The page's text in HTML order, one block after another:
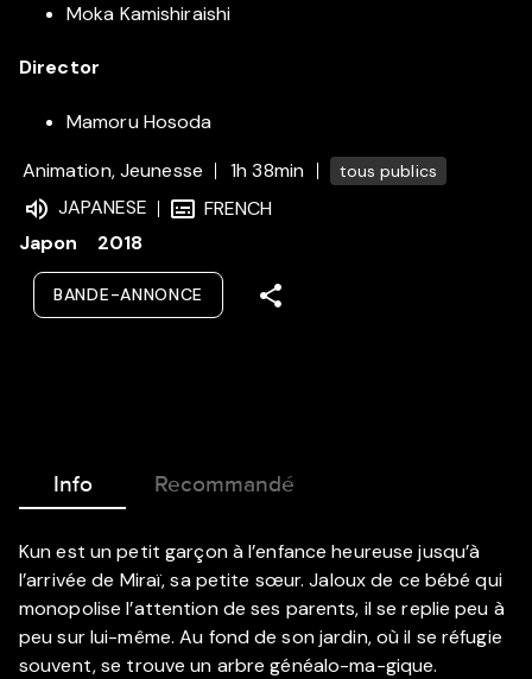
Moka Kamishiraishi
Director
Mamoru Hosoda
Animation, Jeunesse
1h 38min tous publics
JAPANESE
FRENCH
Japon
2018
BANDE-ANNONCE
Info Recommandé
Kun est un petit garçon à l’enfance heureuse jusqu’à
l’arrivée de Miraï, sa petite sœur. Jaloux de ce bébé qui
monopolise l’attention de ses parents, il se replie peu à
peu sur lui-même. Au fond de son jardin, où il se réfugie
souvent, se trouve un arbre généalo-ma-gique.